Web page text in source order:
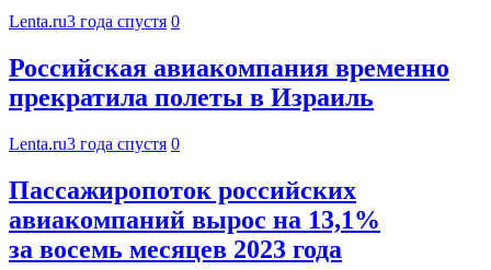
Lenta.ru3 года спустя 0
Российская авиакомпания временно
прекратила полеты в Израиль
Lenta.ru3 года спустя 0
Пассажиропоток российских
авиакомпаний вырос на 13,1%
за восемь месяцев 2023 года